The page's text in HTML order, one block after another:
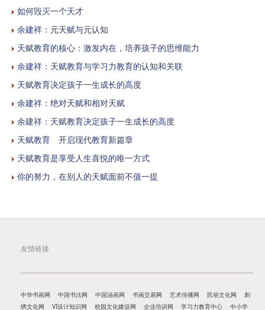
如何毁灭一个天才
余建祥：元天赋与元认知
天赋教育的核心：激发内在，培养孩子的思维能力
余建祥：天赋教育与学习力教育的认知和关联
天赋教育决定孩子一生成长的高度
余建祥：绝对天赋和相对天赋
余建祥：天赋教育决定孩子一生成长的高度
天赋教育 开启现代教育新篇章
天赋教育是享受人生喜悦的唯一方式
你的努力，在别人的天赋面前不值一提
友情链接
中华书画网 中国书法网 中国油画网 书画交易网 艺术传播网 民俗文化网
刺
绣文化网
VI设计知识网 校园文化建设网 企业培训网 学习力教育中心 中小学